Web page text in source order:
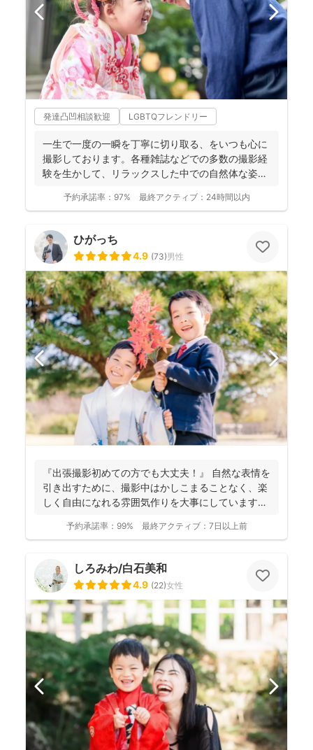
発達凸凹相談歓迎 LGBTQフレンドリー
一生で一度の一瞬を丁寧に切り取る、をいつも心に
撮影しております。各種雑誌などでの多数の撮影経
験を生かして、リラックスした中での自然体な姿の
予約承諾率： 97% 最終アクティブ： 24時間以内
ひがっち
4.9 (73)男性
『出張撮影初めての方でも大丈夫！』 自然な表情を
引き出すために、撮影中はかしこまることなく、楽
しく自由になれる雰囲気作りを大事にしています＾
予約承諾率： 99% 最終アクティブ： 7日以上前
しろみわ/白石美和
4.9 (22)女性